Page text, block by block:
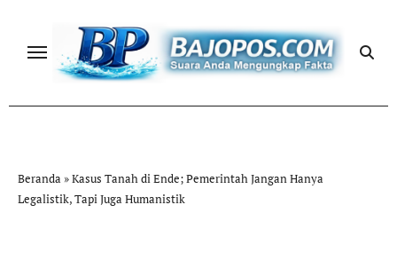
content
Beranda »Kasus Tanah di Ende; Pemerintah Jangan Hanya
Legalistik, Tapi Juga Humanistik